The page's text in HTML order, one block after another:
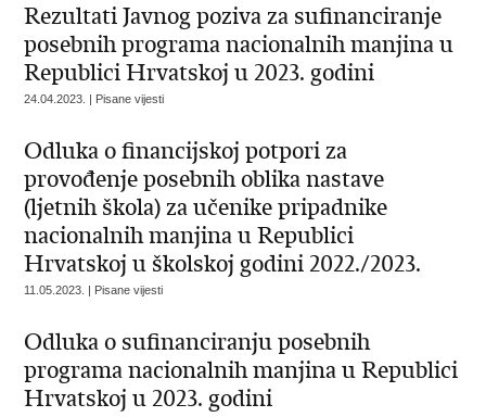
Rezultati Javnog poziva za sufinanciranje
posebnih programa nacionalnih manjina u
Republici Hrvatskoj u 2023. godini
24.04.2023. | Pisane vijesti
Odluka o financijskoj potpori za
provođenje posebnih oblika nastave
(ljetnih škola) za učenike pripadnike
nacionalnih manjina u Republici
Hrvatskoj u školskoj godini 2022./2023.
11.05.2023. | Pisane vijesti
Odluka o sufinanciranju posebnih
programa nacionalnih manjina u Republici
Hrvatskoj u 2023. godini